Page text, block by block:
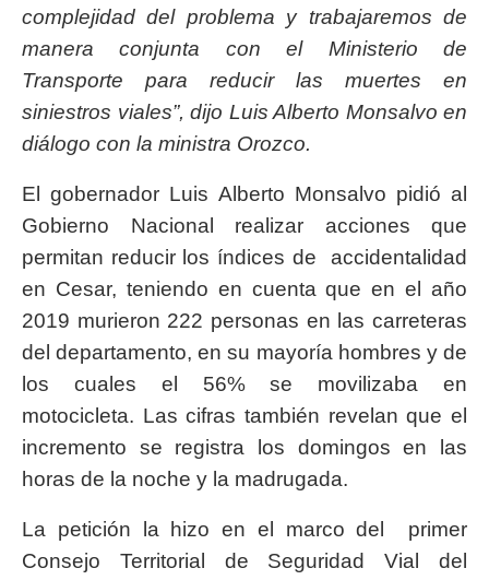
complejidad del problema y trabajaremos de
manera conjunta con el Ministerio de
Transporte para reducir las muertes en
siniestros viales”, dijo Luis Alberto Monsalvo en
diálogo con la ministra Orozco.
El gobernador Luis Alberto Monsalvo pidió al
Gobierno Nacional realizar acciones que
permitan reducir los índices de accidentalidad
en Cesar, teniendo en cuenta que en el año
2019 murieron 222 personas en las carreteras
del departamento, en su mayoría hombres y de
los cuales el 56% se movilizaba en
motocicleta. Las cifras también revelan que el
incremento se registra los domingos en las
horas de la noche y la madrugada.
La petición la hizo en el marco del primer
Consejo Territorial de Seguridad Vial del